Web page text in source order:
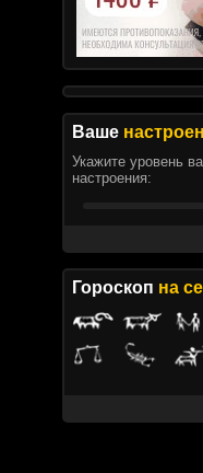
Ваше
Укажите уровень
настроения:
Гороскоп на